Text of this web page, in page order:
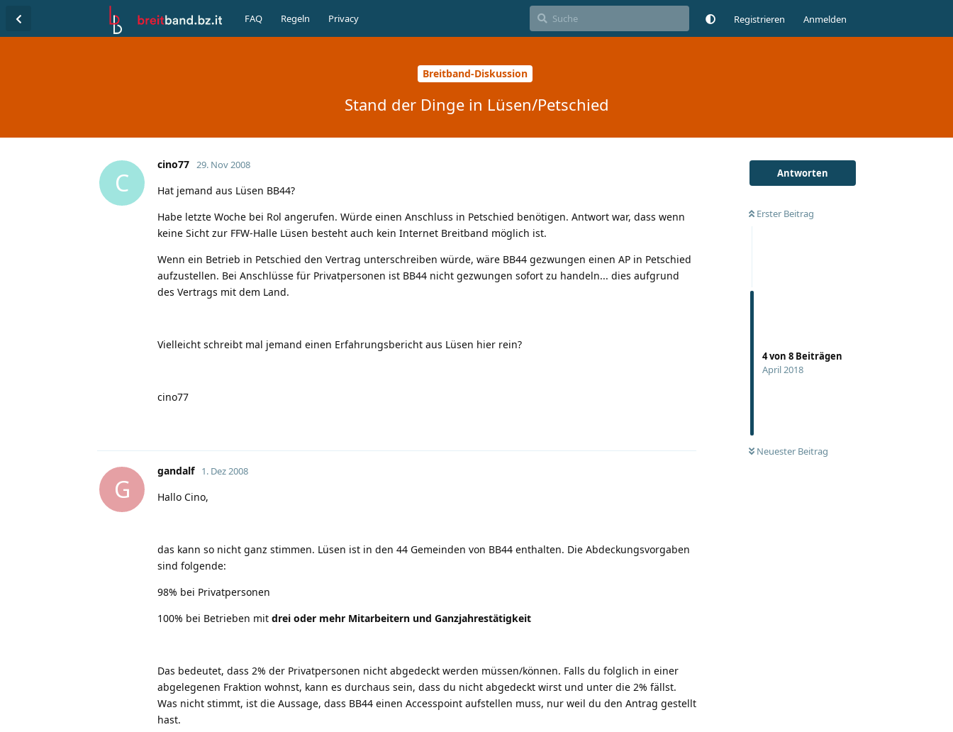
FAQ Regeln Privacy Registrieren Anmelden
Breitband-Diskussion
Stand der Dinge in Lüsen/Petschied
Antworten
Erster Beitrag
4von 8 Beiträgen
April 2018
Neuester Beitrag
C
cino77 29. Nov 2008
Hat jemand aus Lüsen BB44?
Habe letzte Woche bei Rol angerufen. Würde einen Anschluss in Petschied benötigen. Antwort war, dass wenn
keine Sicht zur FFW-Halle Lüsen besteht auch kein Internet Breitband möglich ist.
Wenn ein Betrieb in Petschied den Vertrag unterschreiben würde, wäre BB44 gezwungen einen AP in Petschied
aufzustellen. Bei Anschlüsse für Privatpersonen ist BB44 nicht gezwungen sofort zu handeln... dies aufgrund
des Vertrags mit dem Land.
Vielleicht schreibt mal jemand einen Erfahrungsbericht aus Lüsen hier rein?
cino77
G
gandalf 1. Dez 2008
Hallo Cino,
das kann so nicht ganz stimmen. Lüsen ist in den 44 Gemeinden von BB44 enthalten. Die Abdeckungsvorgaben
sind folgende:
98% bei Privatpersonen
100% bei Betrieben mit drei oder mehr Mitarbeitern und Ganzjahrestätigkeit
Das bedeutet, dass 2% der Privatpersonen nicht abgedeckt werden müssen/können. Falls du folglich in einer
abgelegenen Fraktion wohnst, kann es durchaus sein, dass du nicht abgedeckt wirst und unter die 2% fällst.
Was nicht stimmt, ist die Aussage, dass BB44 einen Accesspoint aufstellen muss, nur weil du den Antrag gestellt
hast.